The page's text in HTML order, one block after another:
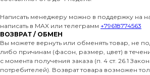
Написать менеджеру можно в поддержку на
написать в MAX или телеграмм +79618774563
ВОЗВРАТ / ОБМЕН
Вы можете вернуть или обменять товар, не
либо причинам (фасон, размер, цвет) в
с момента получения заказа (п. 4 ст. 26.1
потребителей). Возврат товара возможен